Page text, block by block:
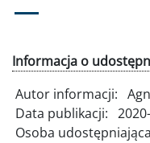
Informacja o
Autor informacji:
Data publikacji:
Osoba